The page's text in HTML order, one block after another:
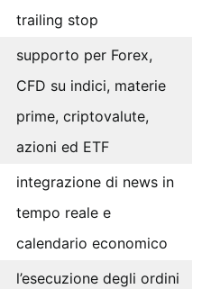
trailing stop
supporto per Forex,
CFD su indici, materie
prime, criptovalute,
azioni ed ETF
integrazione di news in
tempo reale e
calendario economico
l’esecuzione degli ordini